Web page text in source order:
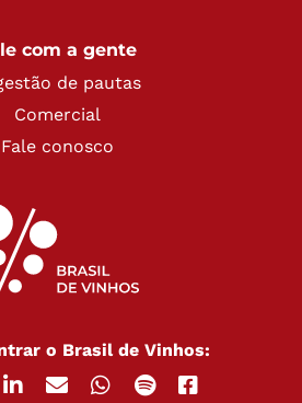
com a gente
de pautas
Comercial
Fale conosco
o Brasil de Vinhos: